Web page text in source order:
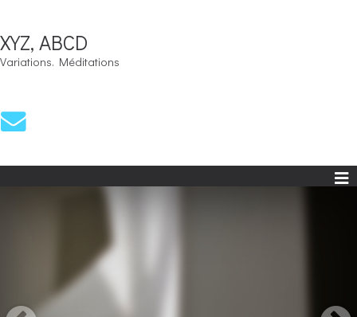
XYZ, ABCD
Variations. Méditations